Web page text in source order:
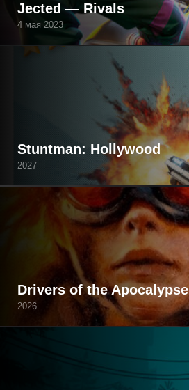
Jected — Rivals
4 мая 2023
Stuntman: Hollywood
2027
Drivers of the Apocalypse
2026